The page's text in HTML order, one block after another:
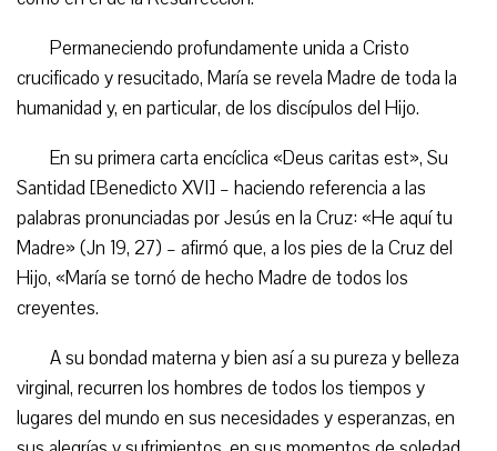
Permaneciendo profundamente unida a Cristo
crucificado y resucitado, María se revela Madre de toda la
humanidad y, en particular, de los discípulos del Hijo.
En su primera carta encíclica «Deus caritas est», Su
Santidad [Benedicto XVI] – haciendo referencia a las
palabras pronunciadas por Jesús en la Cruz: «He aquí tu
Madre» (Jn 19, 27) – afirmó que, a los pies de la Cruz del
Hijo, «María se tornó de hecho Madre de todos los
creyentes.
A su bondad materna y bien así a su pureza y belleza
virginal, recurren los hombres de todos los tiempos y
lugares del mundo en sus necesidades y esperanzas, en